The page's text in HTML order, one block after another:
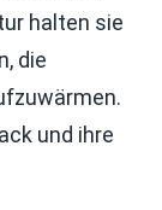
halten sie
die
und ihre